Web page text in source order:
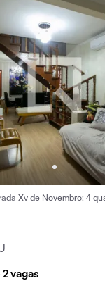
Xv de Novembro: 4
2 vagas